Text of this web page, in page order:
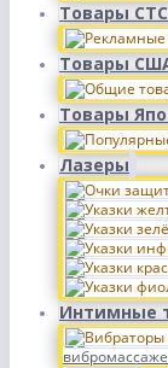
Товары СТС
Товары
Товары
Лазеры
Интимные